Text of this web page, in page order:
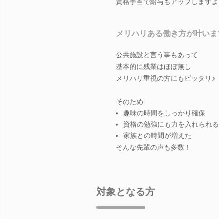
メリハリある働き方が叶い
公共施設と言う事もあって
基本的に残業はほぼ無し
メリハリ重視の方にもピッタリ♪
そのため
趣味の時間をしっかり確保
資格の勉強にも力を入れられる
家族との時間が増えた
そんな先輩の声も多数！
対象となる方